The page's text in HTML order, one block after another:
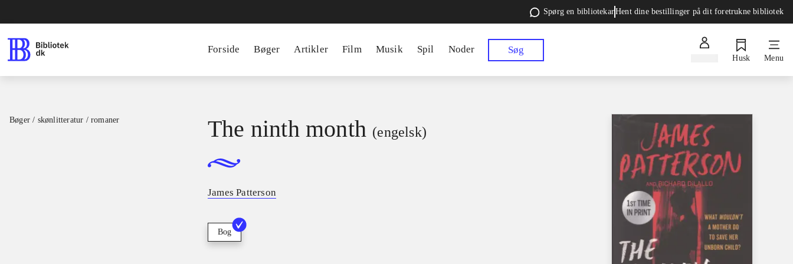
Spørg en bibliotekarHent dine bestillinger på dit foretrukne bibliotek
Forside Bøger Artikler Film Musik Spil Noder Søg
Husk Menu
Bøger / skønlitteratur / romaner The ninth month (engelsk)
James Patterson
Bog